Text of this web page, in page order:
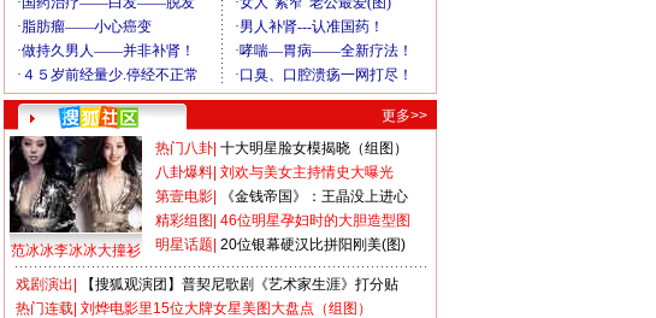
更多>>
范冰冰李冰冰大撞衫
热门八卦 十大明星脸女模揭晓（组图）
八卦爆料 刘欢与美女主持情史大曝光
第壹电影
《金钱帝国》：王晶没上进心
精彩组图 46位明星孕妇时的大胆造型图
明星话题 20位银幕硬汉比拼阳刚美(图)
戏剧演出
【搜狐观演团】普契尼歌剧《艺术家生涯》打分贴
热门连载 刘烨电影里15位大牌女星美图大盘点（组图）